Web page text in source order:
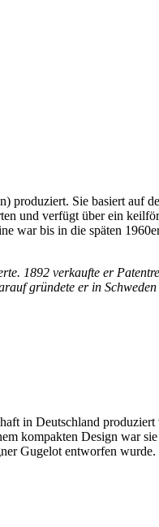
Sie basiert auf
und verfügt über ein
war bis in die späten
1892 verkaufte er
gründete er in
in Deutschland produziert
kompakten Design war
Gugelot entworfen